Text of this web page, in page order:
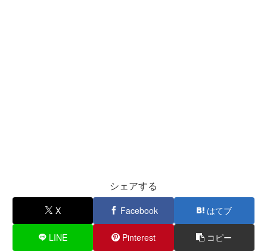
シェアする
X Facebook はてブ
LINE Pinterest コピー